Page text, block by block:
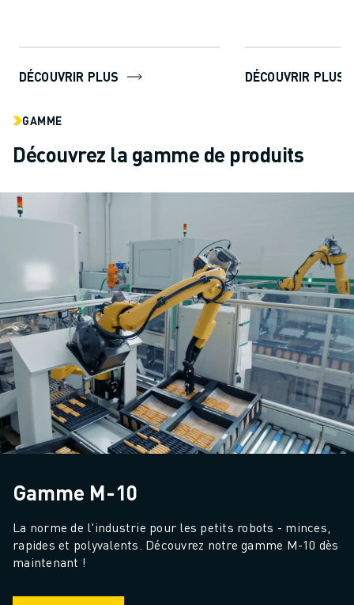
DÉCOUVRIR PLUS DÉCOUVRIR PLUS
GAMME
Découvrez la gamme de produits
Gamme M-10
La norme de l'industrie pour les petits robots - minces,
rapides et polyvalents. Découvrez notre gamme M-10 dès
maintenant !